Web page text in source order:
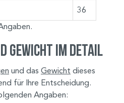
36
Gewicht im Detail
und das Gewicht dieses
für Ihre Entscheidung.
Angaben: